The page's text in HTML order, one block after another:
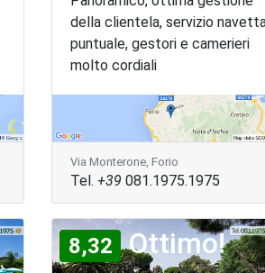
della clientela, servizio
puntuale, gestori e camerieri
molto cordiali
Via Monterone, Forio
Tel. +39 081.1975.1975
8,32 Ottimo!